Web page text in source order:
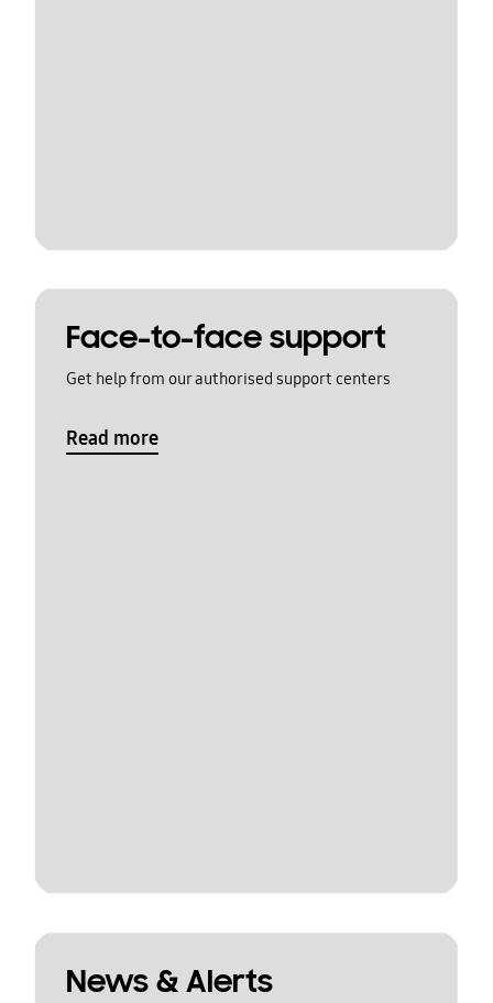
Face-to-face support
Get help from our authorised support centers
Read more
News & Alerts